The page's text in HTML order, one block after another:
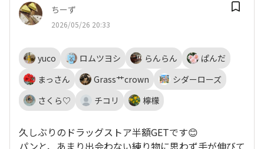
ちーず
2026/05/26 20:33
yuco ロムツヨシ らんらん
ぱんだ
まっさん
Grass艹crown
シダーローズ
さくら♡
チコリ 檸檬
久しぶりのドラッグストア半額GETです😊
パンと、あまり出会わない練り物に思わず手が伸びて